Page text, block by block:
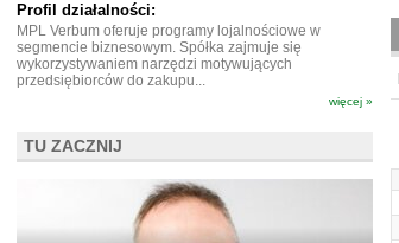
Profil działalności:
MPL Verbum oferuje programy lojalnościowe w
segmencie biznesowym. Spółka zajmuje się
wykorzystywaniem narzędzi motywujących
przedsiębiorców do zakupu...
więcej »
TU ZACZNIJ